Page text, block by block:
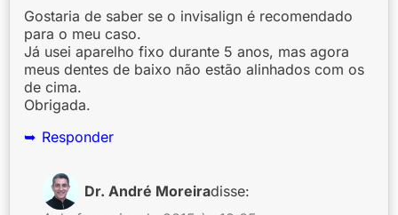
Gostaria de saber se o invisalign é recomendado
para o meu caso.
Já usei aparelho fixo durante 5 anos, mas agora
meus dentes de baixo não estão alinhados com os
de cima.
Obrigada.
Responder
Dr. André Moreiradisse: